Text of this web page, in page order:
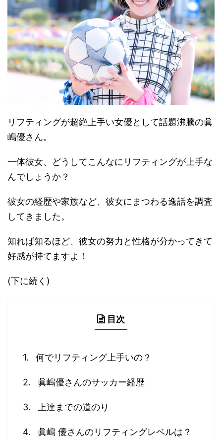
リフティングが超絶上手い女優として話題沸騰の眞
嶋優さん。
一体彼女、どうしてこんなにリフティングが上手な
んでしょうか？
彼女の経歴や家族など、彼女にまつわる逸話を調査
してきました。
知れば知るほど、彼女の努力と性格が分かってきて
好感が持てますよ！
(下に続く)
目次
何でリフティング上手いの？
眞嶋優さんのサッカー経歴
上達までの道のり
眞嶋 優さんのリフティングレベルは？